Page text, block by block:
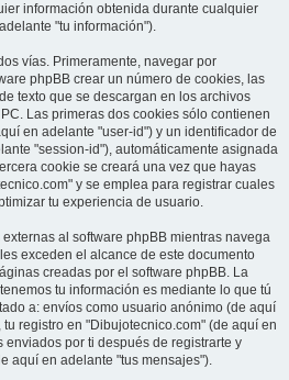
información obtenida durante cualquier
"tu información").
vías. Primeramente, navegar por
phpBB crear un número de cookies, las
texto que se descargan en los archivos
Las primeras dos cookies sólo contienen
en adelante "user-id") y un identificador de
"session-id"), automáticamente asignada
cookie se creará una vez que hayas
y se emplea para registrar cuales
tu experiencia de usuario.
al software phpBB mientras navega
exceden el alcance de este documento
creadas por el software phpBB. La
tu información es mediante lo que tú
a: envíos como usuario anónimo (de aquí
registro en "Dibujotecnico.com" (de aquí en
enviados por ti después de registrarte y
aquí en adelante "tus mensajes").